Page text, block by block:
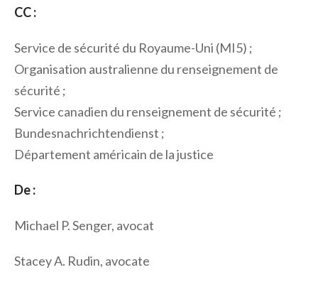
CC :
Service de sécurité du Royaume-Uni (MI5) ;
Organisation australienne du renseignement de
sécurité ;
Service canadien du renseignement de sécurité ;
Bundesnachrichtendienst ;
Département américain de la justice
De :
Michael P. Senger, avocat
Stacey A. Rudin, avocate